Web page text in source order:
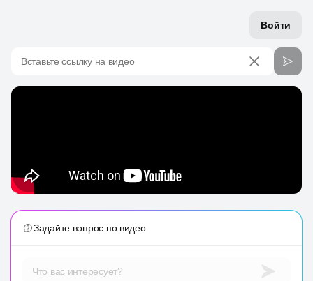
Войти
Вставьте ссылку на видео
Задайте вопрос по видео
Что вас интересует?